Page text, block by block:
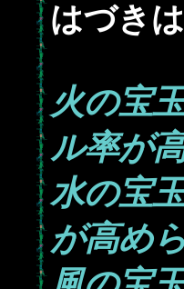
はづき
火の宝
ル率が
水の宝
が高め